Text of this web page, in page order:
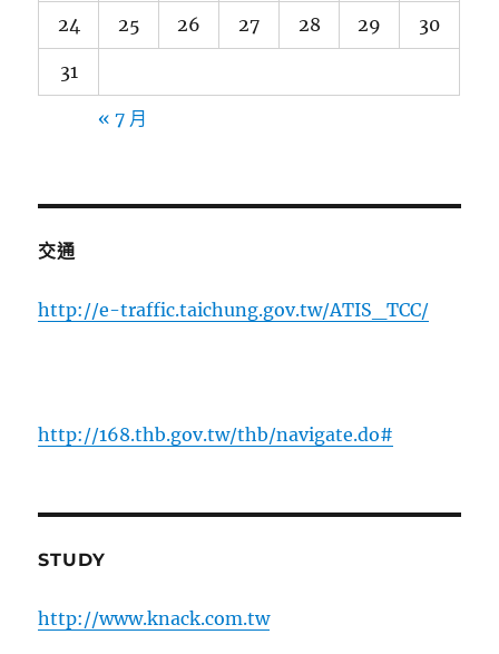
24 25 26 27 28 29 30
31
« 7 月
交通
http://e-traffic.taichung.gov.tw/ATIS_TCC/
http://168.thb.gov.tw/thb/navigate.do#
STUDY
http://www.knack.com.tw